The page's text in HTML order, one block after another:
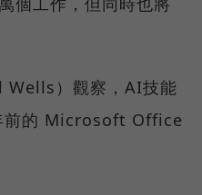
Wells）觀察，AI技能
前的 Microsoft Office